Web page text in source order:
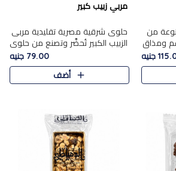
من
ومذاق
جنيه
مربي زبيب كبير
حلوى شرقية مصرية تقليدية مربى
الزبيب الكبير تُحضَّر وتصنع من حلوي
جوز الهند باسد بقوام طري ومذاق
غني، وتُزين وتغطا بحبات الزبيب
الذهبي التي ..
79.00 جنيه
أضف